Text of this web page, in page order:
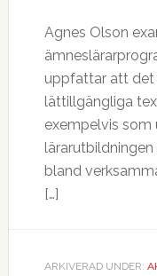
Agnes Olson
uppfattar att det
lättillgängliga
exempelvis som
bland
[…]
ARKIVERAD UNDER: